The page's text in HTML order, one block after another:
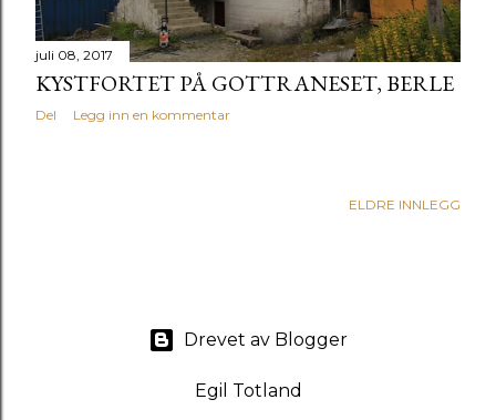
juli 08, 2017
KYSTFORTET PÅ GOTTRANESET, BERLE
Del Legg inn en kommentar
ELDRE INNLEGG
Drevet av Blogger
Egil Totland